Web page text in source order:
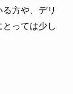
方や、デリ
っては少し